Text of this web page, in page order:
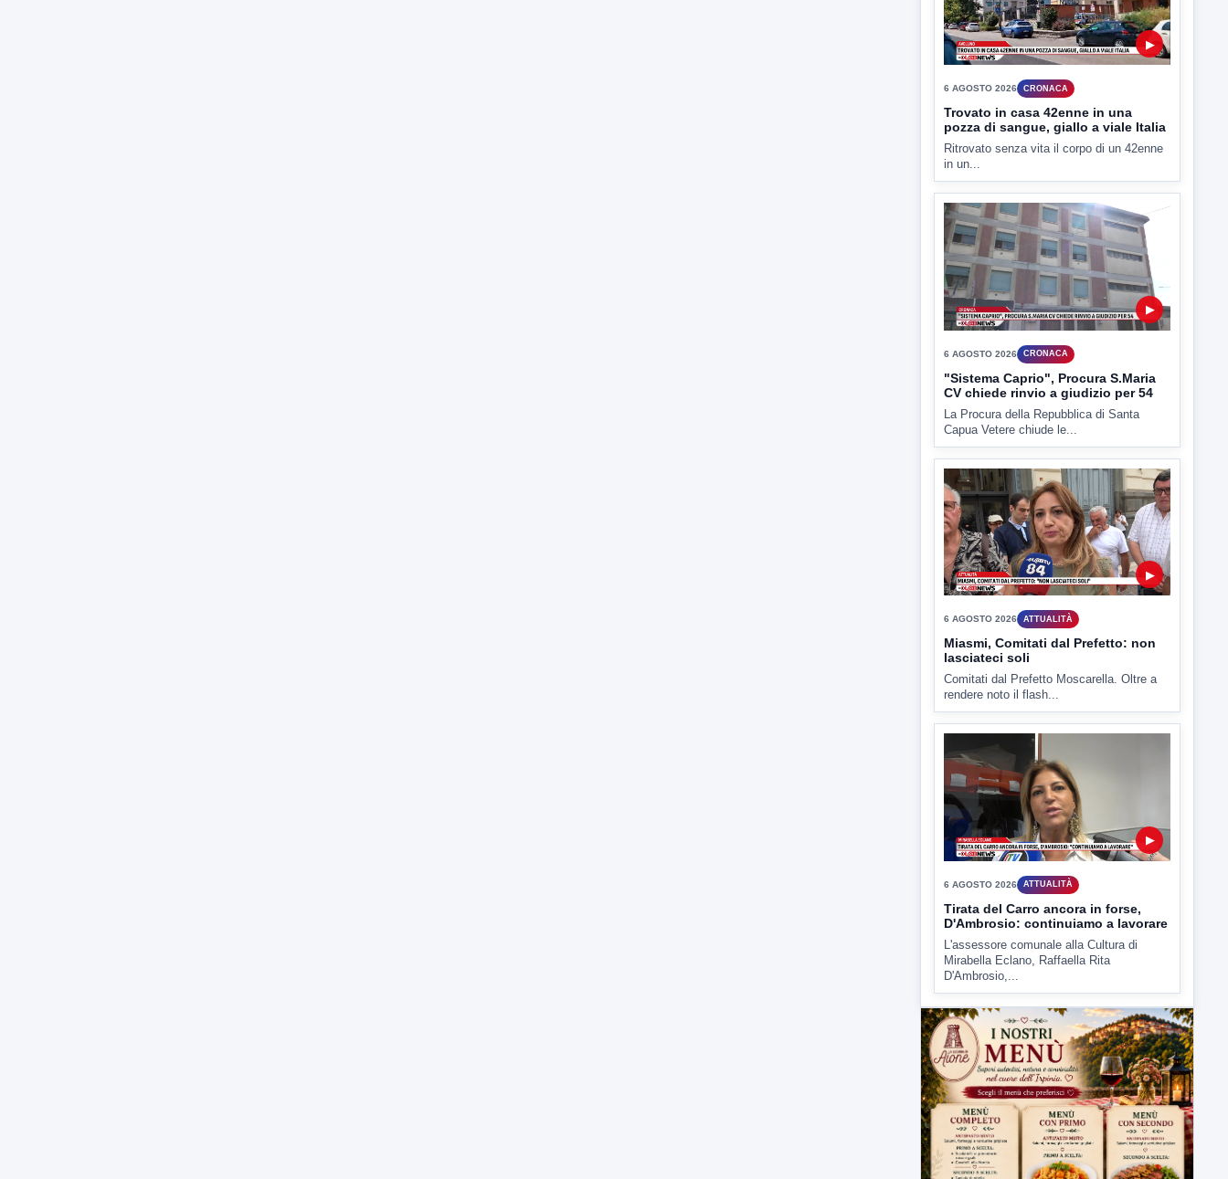
Ritrovato senza vita il corpo di un 42enne
in un...
6 AGOSTO 2026
"Sistema Caprio", Procura S.Maria
CV chiede rinvio a giudizio per 54
La Procura della Repubblica di Santa
Capua Vetere chiude le...
6 AGOSTO 2026 ATTUALITÀ
Miasmi, Comitati dal Prefetto: non
lasciateci soli
Comitati dal Prefetto Moscarella. Oltre a
rendere noto il flash...
Tirata del Carro ancora in forse,
D'Ambrosio: continuiamo a lavorare
L'assessore comunale alla Cultura di
Mirabella Eclano, Raffaella Rita
D'Ambrosio,...